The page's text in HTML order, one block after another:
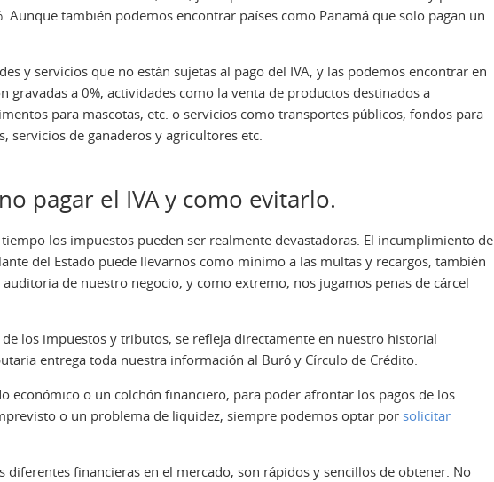
Aunque también podemos encontrar países como Panamá que solo pagan un
y servicios que no están sujetas al pago del IVA, y las podemos encontrar en
gravadas a 0%, actividades como la venta de productos destinados a
para mascotas, etc. o servicios como transportes públicos, fondos para
servicios de ganaderos y agricultores etc.
pagar el IVA y como evitarlo.
tiempo los impuestos pueden ser realmente devastadoras. El incumplimiento de
del Estado puede llevarnos como mínimo a las multas y recargos, también
de nuestro negocio, y como extremo, nos jugamos penas de cárcel
los impuestos y tributos, se refleja directamente en nuestro historial
entrega toda nuestra información al Buró y Círculo de Crédito.
económico o un colchón financiero, para poder afrontar los pagos de los
o un problema de liquidez, siempre podemos optar por solicitar
diferentes financieras en el mercado, son rápidos y sencillos de obtener. No